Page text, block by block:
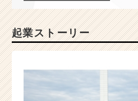
た
と」
全
起業ストーリー